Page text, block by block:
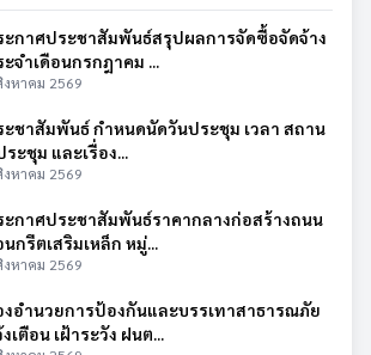
ะกาศประชาสัมพันธ์สรุปผลการจัดซื้อจัดจ้าง
จำเดือนกรกฎาคม ...
งหาคม 2569
ะชาสัมพันธ์ กำหนดนัดวันประชุม เวลา สถาน
ะชุม และเรื่อง...
งหาคม 2569
ะกาศประชาสัมพันธ์ราคากลางก่อสร้างถนน
นกรีตเสริมเหล็ก หมู่...
งหาคม 2569
งอำนวยการป้องกันและบรรเทาสาธารณภัย
เตือน เฝ้าระวัง ฝนต...